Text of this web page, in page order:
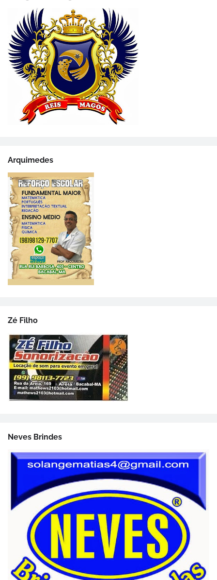
Arquimedes
Zé Filho
Neves Brindes